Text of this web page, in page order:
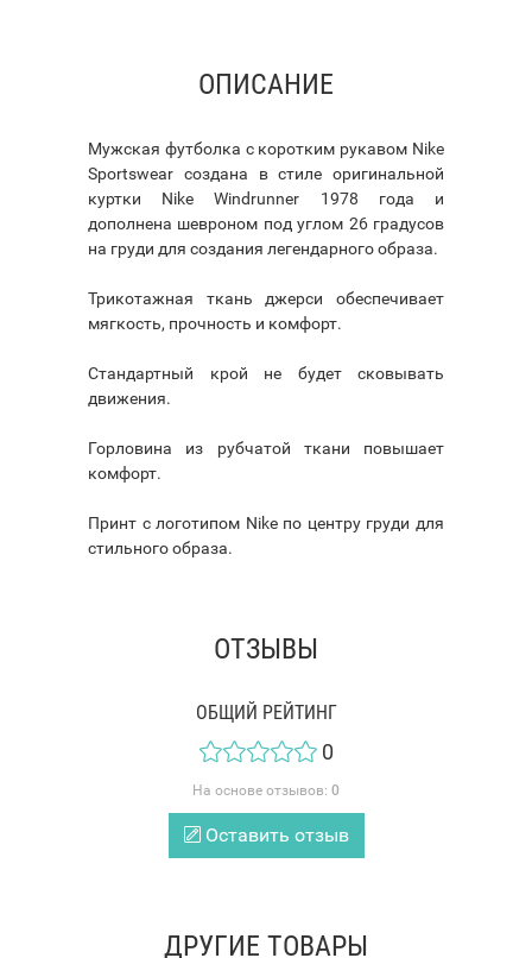
ОПИСАНИЕ
Мужская футболка с коротким рукавом Nike
Sportswear создана в стиле оригинальной
куртки Nike Windrunner 1978 года и
дополнена шевроном под углом 26 градусов
на груди для создания легендарного образа.
Трикотажная ткань джерси обеспечивает
мягкость, прочность и комфорт.
Стандартный крой не будет сковывать
движения.
Горловина из рубчатой ткани повышает
комфорт.
Принт с логотипом Nike по центру груди для
стильного образа.
ОТЗЫВЫ
ОБЩИЙ РЕЙТИНГ
0
На основе отзывов: 0
Оставить отзыв
ДРУГИЕ ТОВАРЫ